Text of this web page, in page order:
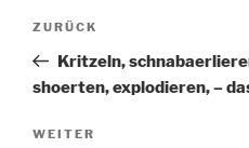
Beitragsnavigation
Vorheriger
Beitrag
ZURÜCK
Kritzeln,
shoerten, explodieren, –
Nächster
WEITER